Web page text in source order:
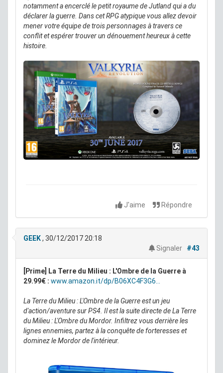
notamment a encerclé le petit royaume de Jutland qui a du
déclarer la guerre. Dans cet RPG atypique vous allez devoir
mener votre équipe de trois personnages à travers ce
conflit et espérer trouver un dénouement heureux à cette
histoire.
J'aime Répondre
GEEK, 30/12/2017 20:18
Signaler
#43
[Prime] La Terre du Milieu : L'Ombre de la Guerre à
29.99€ : www.amazon.it/dp/B06XC4F3G6...
La Terre du Milieu : L'Ombre de la Guerre est un jeu
d'action/aventure sur PS4. Il est la suite directe de La Terre
du Milieu : L'Ombre du Mordor. Infiltrez vous derrière les
lignes ennemies, partez à la conquête de forteresses et
dominez le Mordor de l'intérieur.